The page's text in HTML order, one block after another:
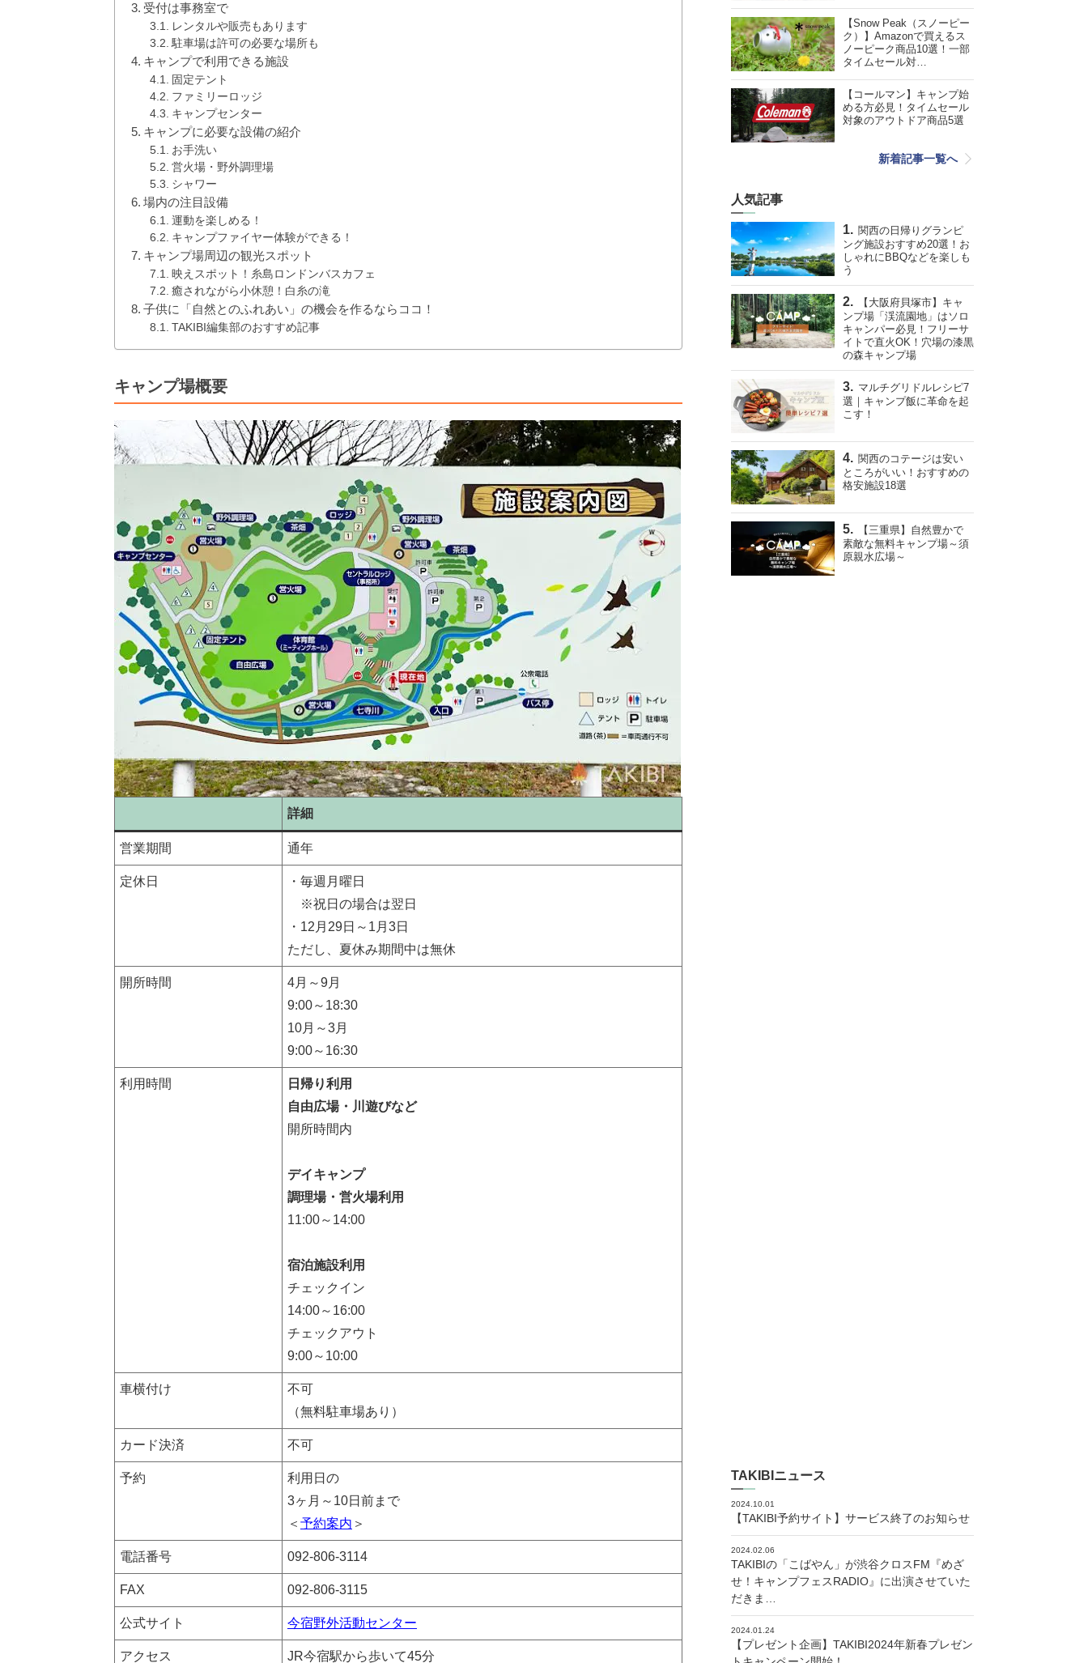
受付は事務室で
レンタルや販売もあります
駐車場は許可の必要な場所も
キャンプで利用できる施設
固定テント
ファミリーロッジ
キャンプセンター
キャンプに必要な設備の紹介
お手洗い
営火場・野外調理場
シャワー
場内の注目設備
運動を楽しめる！
キャンプファイヤー体験ができる！
キャンプ場周辺の観光スポット
映えスポット！糸島ロンドンバスカフェ
癒されながら小休憩！白糸の滝
子供に「自然とのふれあい」の機会を作るならココ！
TAKIBI編集部のおすすめ記事
キャンプ場概要
詳細
営業期間 通年
定休日
・毎週月曜日
※祝日の場合は翌日
・12月29日～1月3日
ただし、夏休み期間中は無休
開所時間
4月～9月
9:00～18:30
10月～3月
9:00～16:30
利用時間
日帰り利用
自由広場・川遊びなど
開所時間内
デイキャンプ
調理場・営火場利用
11:00～14:00
宿泊施設利用
チェックイン
14:00～16:00
チェックアウト
9:00～10:00
車横付け
不可
（無料駐車場あり）
カード決済 不可
予約
利用日の
3ヶ月～10日前まで
＜ 予約案内 ＞
電話番号 092-806-3114
FAX 092-806-3115
公式サイト 今宿野外活動センター
アクセス JR今宿駅から歩いて45分
【Snow Peak（スノーピー
ク）】Amazonで買えるス
ノーピーク商品10選！一部
タイムセール対…
【コールマン】キャンプ始
める方必見！タイムセール
対象のアウトドア商品5選
新着記事一覧へ
人気記事
関西の日帰りグランピ
ング施設おすすめ20選！お
しゃれにBBQなどを楽しも
う
【大阪府貝塚市】キャ
ンプ場「渓流園地」はソロ
キャンパー必見！フリーサ
イトで直火OK！穴場の漆黒
の森キャンプ場
マルチグリドルレシピ7
選｜キャンプ飯に革命を起
こす！
関西のコテージは安い
ところがいい！おすすめの
格安施設18選
【三重県】自然豊かで
素敵な無料キャンプ場～須
原親水広場～
TAKIBIニュース
2024.10.01
【TAKIBI予約サイト】サービス終了のお知らせ
2024.02.06
TAKIBIの「こばやん」が渋谷クロスFM『めざ
せ！キャンプフェスRADIO』に出演させていた
だきま…
2024.01.24
【プレゼント企画】TAKIBI2024年新春プレゼン